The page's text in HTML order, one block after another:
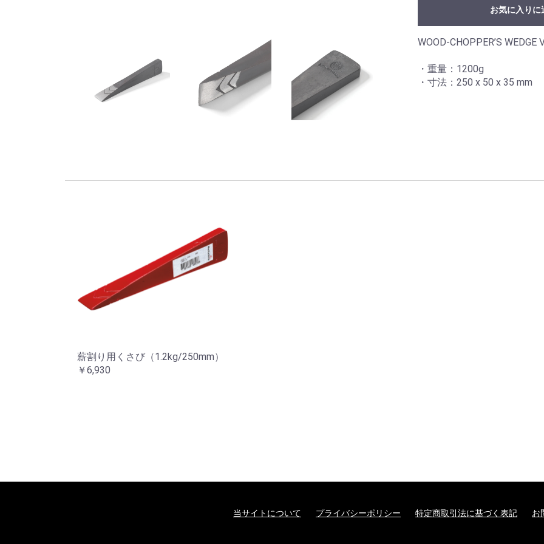
お気に入りに
WOOD-CHOPPER’S WEDGE
・重量：1200g
・寸法：250 x 50 x 35 mm
薪割り用くさび（1.2kg/250mm）
￥6,930
当サイトについて プライバシーポリシー 特定商取引法に基づく表記 お